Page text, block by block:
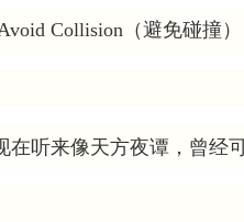
Collision（避免碰撞）
在听来像天方夜谭，曾经